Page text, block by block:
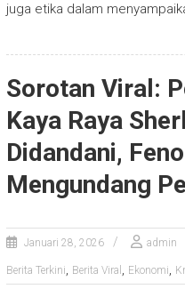
juga etika dalam
Sorotan Viral:
Kaya Raya
Didandani,
Mengundang
Januari 28, 2026 admin
Berita Terkini, Berita Viral , Ekonomi,